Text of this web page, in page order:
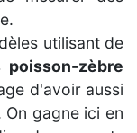
utilisant de
zèbre
d'avoir aussi
gagne ici en